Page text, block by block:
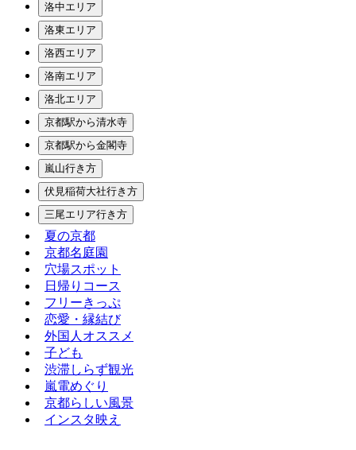
洛中エリア
洛東エリア
洛西エリア
洛南エリア
洛北エリア
京都駅から清水寺
京都駅から金閣寺
嵐山行き方
伏見稲荷大社行き方
三尾エリア行き方
夏の京都
京都名庭園
穴場スポット
日帰りコース
フリーきっぷ
恋愛・縁結び
外国人オススメ
子ども
渋滞しらず観光
嵐電めぐり
京都らしい風景
インスタ映え